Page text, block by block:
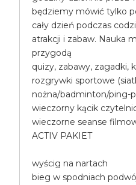
będziemy mówić tylko
cały dzień podczas
atrakcji i zabaw. Nauka
przygodą
quizy, zabawy, zagadki,
rozgrywki sportowe
nożna/badminton/ping-
wieczorny kącik
wieczorne seanse
ACTIV PAKIET
wyścig na nartach
bieg w spodniach